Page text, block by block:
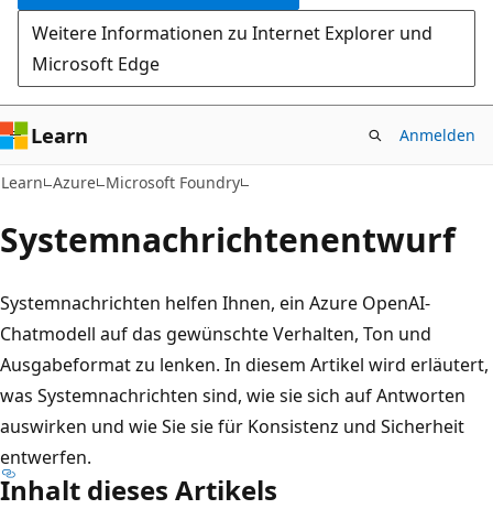
Weitere Informationen zu Internet Explorer und
Microsoft Edge
Learn Anmelden
Learn Azure Microsoft Foundry
Systemnachrichtenentwurf
Systemnachrichten helfen Ihnen, ein Azure OpenAI-
Chatmodell auf das gewünschte Verhalten, Ton und
Ausgabeformat zu lenken. In diesem Artikel wird erläutert,
was Systemnachrichten sind, wie sie sich auf Antworten
auswirken und wie Sie sie für Konsistenz und Sicherheit
entwerfen.
Inhalt dieses Artikels